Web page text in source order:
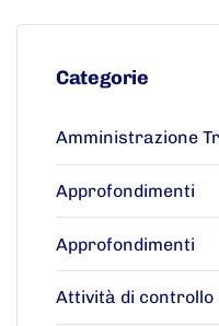
Categorie
Amministrazione
Approfondimenti
Approfondimenti
Attività di controllo